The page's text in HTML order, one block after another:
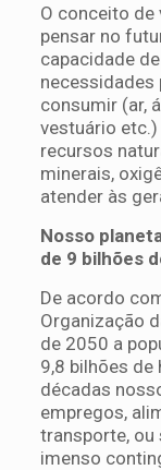
O conceito de
pensar no
capacidade
necessidades
consumir (ar,
vestuário
recursos
minerais,
atender às
Nosso
de 9 bilhões
De acordo
Organização
de 2050 a
9,8 bilhões de
décadas
empregos,
transporte, ou
imenso